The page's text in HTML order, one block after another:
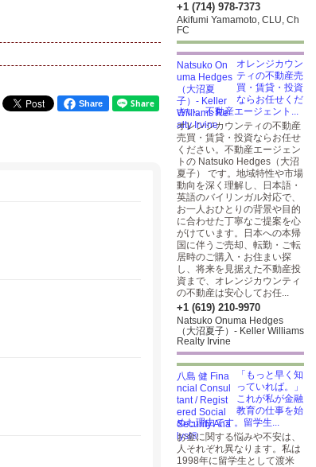
Share
+1 (714) 978-7373
Akifumi Yamamoto, CLU, Ch
FC
オレンジカウン
ティの不動産売
買・賃貸・投資
ならお任せくだ
さい。不動産エージェント...
オレンジカウンティの不動産
売買・賃貸・投資ならお任せ
ください。不動産エージェン
トの Natsuko Hedges（大沼
夏子） です。地域特性や市場
動向を深く理解し、日本語・
英語のバイリンガル対応で、
お一人おひとりの背景や目的
に合わせた丁寧なご提案を心
がけています。日本への本帰
国に伴うご売却、転勤・ご転
居時のご購入・お住まい探
し、将来を見据えた不動産投
資まで、オレンジカウンティ
の不動産は安心してお任...
+1 (619) 210-9970
Natsuko Onuma Hedges
（大沼夏子）- Keller Williams
Realty Irvine
「もっと早く知
っていれば。」
これが私が金融
教育の仕事を始
めた理由です。留学生...
お金に関する悩みや不安は、
人それぞれ異なります。私は
1998年に留学生として渡米